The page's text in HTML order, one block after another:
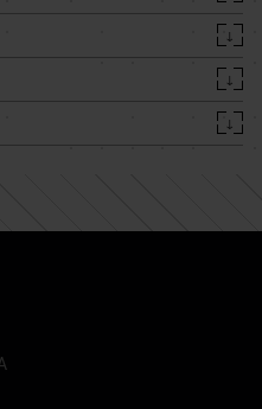
↓
↓
↓